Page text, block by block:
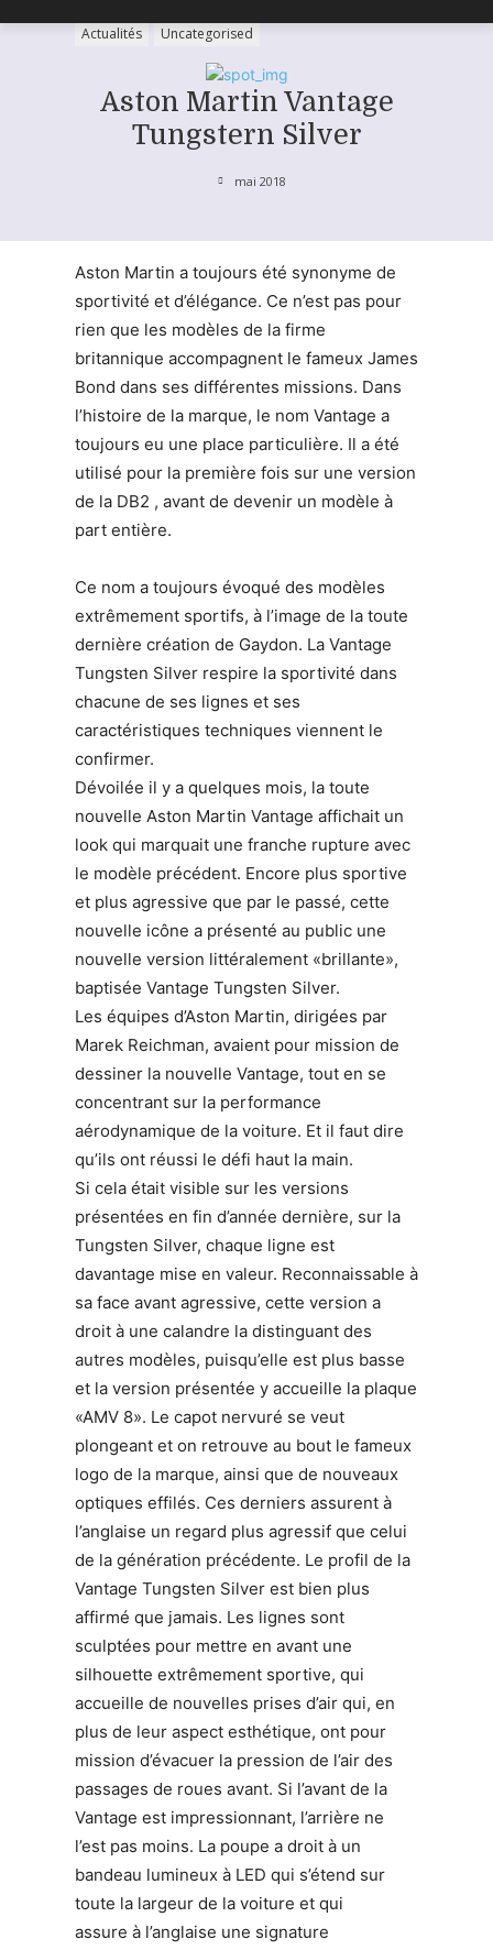
Actualités Uncategorised
Aston Martin Vantage
Tungstern Silver
mai 2018
Aston Martin a toujours été synonyme de
sportivité et d’élégance. Ce n’est pas pour
rien que les modèles de la firme
britannique accompagnent le fameux James
Bond dans ses différentes missions. Dans
l’histoire de la marque, le nom Vantage a
toujours eu une place particulière. Il a été
utilisé pour la première fois sur une version
de la DB2 , avant de devenir un modèle à
part entière.
Ce nom a toujours évoqué des modèles
extrêmement sportifs, à l’image de la toute
dernière création de Gaydon. La Vantage
Tungsten Silver respire la sportivité dans
chacune de ses lignes et ses
caractéristiques techniques viennent le
confirmer.
Dévoilée il y a quelques mois, la toute
nouvelle Aston Martin Vantage affichait un
look qui marquait une franche rupture avec
le modèle précédent. Encore plus sportive
et plus agressive que par le passé, cette
nouvelle icône a présenté au public une
nouvelle version littéralement «brillante»,
baptisée Vantage Tungsten Silver.
Les équipes d’Aston Martin, dirigées par
Marek Reichman, avaient pour mission de
dessiner la nouvelle Vantage, tout en se
concentrant sur la performance
aérodynamique de la voiture. Et il faut dire
qu’ils ont réussi le défi haut la main.
Si cela était visible sur les versions
présentées en fin d’année dernière, sur la
Tungsten Silver, chaque ligne est
davantage mise en valeur. Reconnaissable à
sa face avant agressive, cette version a
droit à une calandre la distinguant des
autres modèles, puisqu’elle est plus basse
et la version présentée y accueille la plaque
«AMV 8». Le capot nervuré se veut
plongeant et on retrouve au bout le fameux
logo de la marque, ainsi que de nouveaux
optiques effilés. Ces derniers assurent à
l’anglaise un regard plus agressif que celui
de la génération précédente. Le profil de la
Vantage Tungsten Silver est bien plus
affirmé que jamais. Les lignes sont
sculptées pour mettre en avant une
silhouette extrêmement sportive, qui
accueille de nouvelles prises d’air qui, en
plus de leur aspect esthétique, ont pour
mission d’évacuer la pression de l’air des
passages de roues avant. Si l’avant de la
Vantage est impressionnant, l’arrière ne
l’est pas moins. La poupe a droit à un
bandeau lumineux à LED qui s’étend sur
toute la largeur de la voiture et qui
assure à l’anglaise une signature